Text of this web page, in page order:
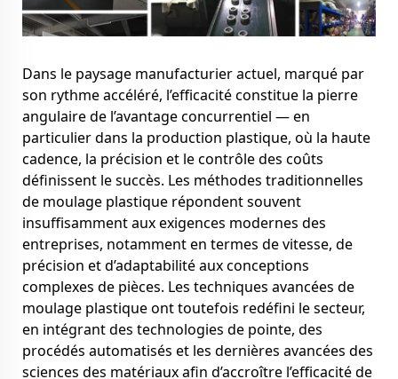
Dans le paysage manufacturier actuel, marqué par
son rythme accéléré, l’efficacité constitue la pierre
angulaire de l’avantage concurrentiel — en
particulier dans la production plastique, où la haute
cadence, la précision et le contrôle des coûts
définissent le succès. Les méthodes traditionnelles
de moulage plastique répondent souvent
insuffisamment aux exigences modernes des
entreprises, notamment en termes de vitesse, de
précision et d’adaptabilité aux conceptions
complexes de pièces. Les techniques avancées de
moulage plastique ont toutefois redéfini le secteur,
en intégrant des technologies de pointe, des
procédés automatisés et les dernières avancées des
sciences des matériaux afin d’accroître l’efficacité de